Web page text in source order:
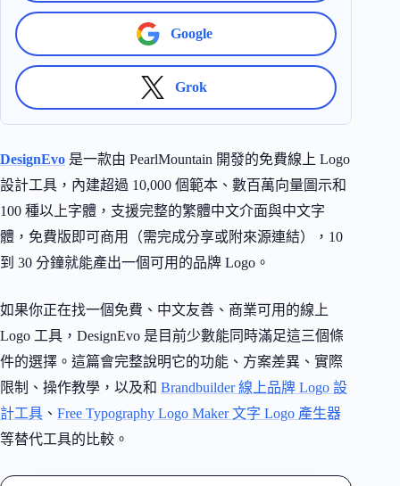
Google
Grok
DesignEvo 是一款由 PearlMountain 開發的免費線上 Logo
設計工具，內建超過 10,000 個範本、數百萬向量圖示和
100 種以上字體，支援完整的繁體中文介面與中文字
體，免費版即可商用（需完成分享或附來源連結），10
到 30 分鐘就能產出一個可用的品牌 Logo。
如果你正在找一個免費、中文友善、商業可用的線上
Logo 工具，DesignEvo 是目前少數能同時滿足這三個條
件的選擇。這篇會完整說明它的功能、方案差異、實際
限制、操作教學，以及和 Brandbuilder 線上品牌 Logo 設
計工具 、 Free Typography Logo Maker 文字 Logo 產生器
等替代工具的比較。